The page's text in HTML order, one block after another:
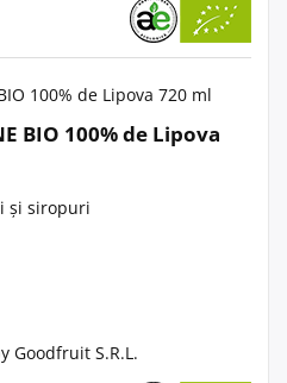
BIO 100% de Lipova
și siropuri
Goodfruit S.R.L.